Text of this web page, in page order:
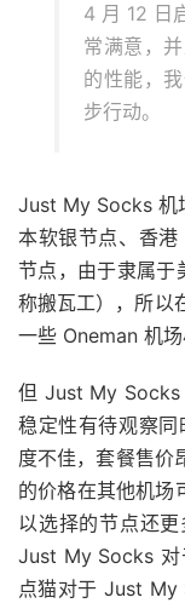
4 月 12 日
常满意，
的性能，
步行动。
Just My Socks 机
本软银节点、香
节点，由于隶属
称搬瓦工），所以
一些 Oneman 机场
但 Just My Socks
稳定性有待观察
度不佳，套餐售价
的价格在其他机场
以选择的节点还
Just My Socks 对
点猫对于 Just My